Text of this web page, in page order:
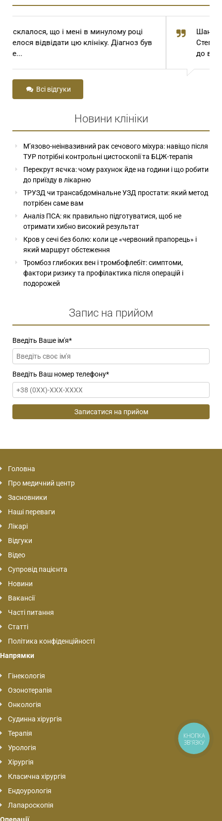
Шановний Степан Томович та Степан
Степанович! Сам Господь Бог привів мене
Всі відгуки
Новини клініки
М’язово-неінвазивний рак сечового міхура: навіщо після
ТУР потрібні контрольні цистоскопії та БЦЖ-терапія
Перекрут яєчка: чому рахунок йде на години і що робити
до приїзду в лікарню
ТРУЗД чи трансабдомінальне УЗД простати: який метод
потрібен саме вам
Аналіз ПСА: як правильно підготуватися, щоб не
отримати хибно високий результат
Кров у сечі без болю: коли це «червоний прапорець» і
який маршрут обстеження
Тромбоз глибоких вен і тромбофлебіт: симптоми,
фактори ризику та профілактика після операцій і
подорожей
Запис на прийом
Введіть Ваше ім'я*
Введіть Ваш номер телефону*
Головна
Про медичний центр
Засновники
Наші переваги
Лікарі
Відгуки
Відео
Супровід пацієнта
Новини
Вакансії
Часті питання
Статті
Політика конфіденційності
Напрямки
Гінекологія
Озонотерапія
Онкологія
Судинна хірургія
Терапія
Урологія
Хірургія
Класична хірургія
Ендоурологія
Лапароскопія
Операції
КНОПКА
ЗВ'ЯЗКУ